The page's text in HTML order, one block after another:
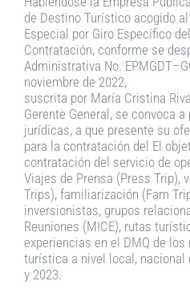
de Destino Turístico acogido al
Especial por Giro Específico
Contratación, conforme se
Administrativa No. EPMGDT–
noviembre de 2022,
suscrita por María Cristina
Gerente General, se convoca a
jurídicas, a que presente su
para la contratación del El
contratación del servicio de
Viajes de Prensa (Press Trip),
Trips), familiarización (Fam
inversionistas, grupos
Reuniones (MICE), rutas
experiencias en el DMQ de
turística a nivel local, nacional
y 2023.